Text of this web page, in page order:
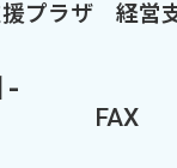
援プラザ 経営
FAX